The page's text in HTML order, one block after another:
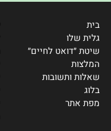
בית
גלית שלו
שיטת ״דואט לחיים״
המלצות
שאלות ותשובות
בלוג
מפת אתר